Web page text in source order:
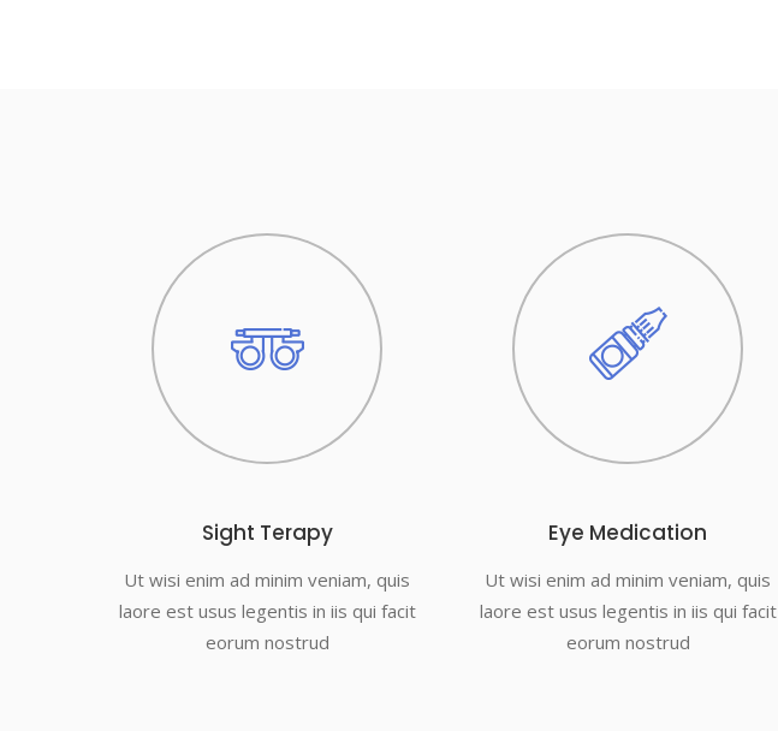
Sight Terapy
Ut wisi enim ad minim veniam, quis
laore est usus legentis in iis qui facit
eorum nostrud
Eye Medication
Ut wisi enim ad minim veniam, quis
laore est usus legentis in iis qui facit
eorum nostrud